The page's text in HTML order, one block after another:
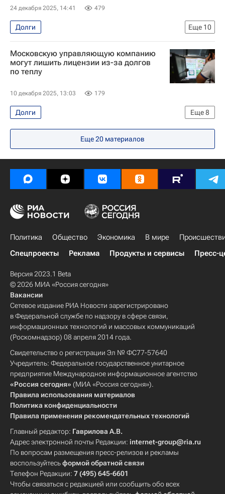
Комплекс городского хозяйства Москвы
Городское хозяйство Москвы
Управляющие компании
24 декабря 2025, 14:41 479
Еще 10
Долги
Москва Сегодня: мегаполис для жизни
ЖКХ
Москва
Некрасовка
ЮВАО (Москва)
Мосжилинспекция
Газпром
Комплекс городского хозяйства Москвы
Городское хозяйство Москвы
Московскую управляющую компанию
могут лишить лицензии из-за долгов
по теплу
10 декабря 2025, 13:03 179
Еще8
Долги
Москва Сегодня: мегаполис для жизни
МОЭК
Мосжилинспекция
Газпром
Комплекс городского хозяйства Москвы
Городское хозяйство Москвы
Еще20 материалов
Политика Общество Экономика В мире
Спецпроекты
Реклама Продукты и сервисы Пресс-
Версия 2023.1 Beta
© 2026 МИА «Россия сегодня»
Вакансии
Сетевое издание РИА Новости зарегистрировано
в Федеральной службе по надзору в сфере связи,
информационных технологий и массовых коммуникаций
(Роскомнадзор) 08 апреля 2014 года.
Свидетельство о регистрации Эл № ФС77-57640
Учредитель: Федеральное государственное унитарное
предприятие Международное информационное агентство
«Россия сегодня» (МИА «Россия сегодня»).
Правила использования материалов
Политика конфиденциальности
Правила применения рекомендательных технологий
Главный редактор: Гаврилова А.В.
Адрес электронной почты Редакции: internet-group@ria.ru
По вопросам размещения пресс-релизов и рекламы
воспользуйтесьформой обратной связи
Телефон Редакции: 7 (495) 645-6601
Чтобы связаться с редакцией или сообщить обо всех